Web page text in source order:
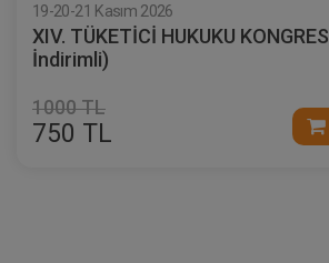
19-20-21 Kasım 2026
XIV. TÜKETİCİ HUKUKU
İndirimli)
1000 TL
750 TL